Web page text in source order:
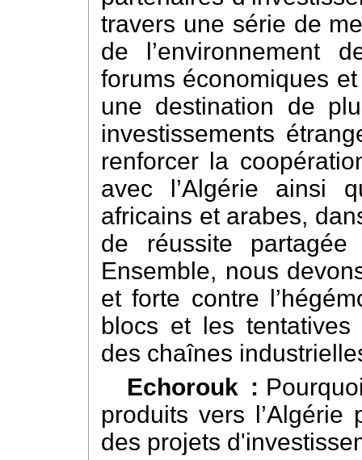
travers une série de
de l’environnement
forums économiques
une destination de
investissements
renforcer la
avec l’Algérie ainsi
africains et arabes,
de réussite
Ensemble, nous
et forte contre
blocs et les
des chaînes
Echorouk :
produits vers
des projets